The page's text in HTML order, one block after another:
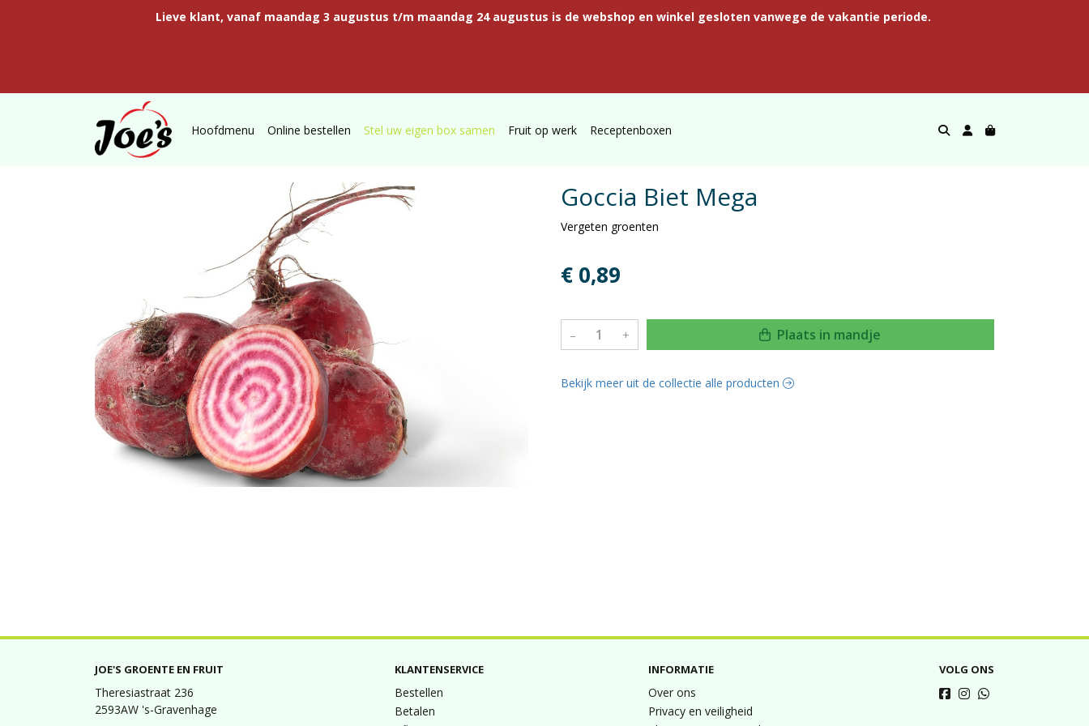
Lieve klant, vanaf maandag 3 augustus t/m maandag 24 augustus is de webshop en winkel gesloten vanwege de vakantie periode.
Hoofdmenu Online bestellen Stel uw eigen box samen Fruit op werk Receptenboxen
Goccia Biet Mega
Vergeten groenten
€ 0,89
– + Plaats in mandje
Bekijk meer uit de collectie alle producten
JOE'S GROENTE EN FRUIT
Theresiastraat 236
2593AW 's-Gravenhage
KLANTENSERVICE
Bestellen
Betalen
INFORMATIE
Over ons
Privacy en veiligheid
VOLG ONS